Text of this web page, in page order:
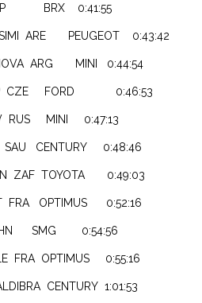
BRX 0:41:55
ARE PEUGEOT 0:43:42
ARG MINI 0:44:54
CZE FORD 0:46:53
RUS MINI 0:47:13
CENTURY 0:48:46
ZAF TOYOTA 0:49:03
OPTIMUS 0:52:16
SMG 0:54:56
OPTIMUS 0:55:16
CENTURY 1:01:53